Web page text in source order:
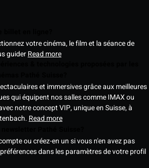
votre cinéma, le film et la séance de
guiderRead more
et immersives grâce aux meilleures
qui équipent nos salles comme IMAX ou
notre concept VIP, unique en Suisse, à
Read more
ou créez-en un si vous n'en avez pas
dans les paramètres de votre profil